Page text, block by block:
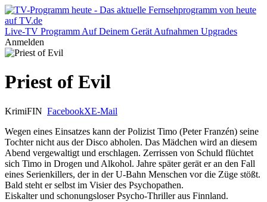
Live-TV Programm Auf Deinem Gerät Aufnahmen Upgrades
Anmelden
Priest of Evil
KrimiFIN FacebookXE-Mail
Wegen eines Einsatzes kann der Polizist Timo (Peter Franzén) seine
Tochter nicht aus der Disco abholen. Das Mädchen wird an diesem
Abend vergewaltigt und erschlagen. Zerrissen von Schuld flüchtet
sich Timo in Drogen und Alkohol. Jahre später gerät er an den Fall
eines Serienkillers, der in der U-Bahn Menschen vor die Züge stößt.
Bald steht er selbst im Visier des Psychopathen.
Eiskalter und schonungsloser Psycho-Thriller aus Finnland.